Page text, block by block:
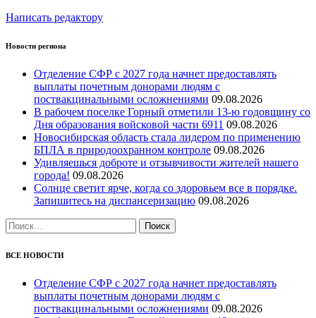
Написать редактору
Новости региона
Отделение СФР с 2027 года начнет предоставлять
выплаты почетным донорами людям с
поствакцинальными осложнениями 09.08.2026
В рабочем поселке Горный отметили 13-ю годовщину со
Дня образования войсковой части 6911 09.08.2026
Новосибирская область стала лидером по применению
БПЛА в природоохранном контроле 09.08.2026
Удивляешься доброте и отзывчивости жителей нашего
города! 09.08.2026
Солнце светит ярче, когда со здоровьем все в порядке.
Запишитесь на диспансеризацию 09.08.2026
Найти:
ВСЕ НОВОСТИ
Отделение СФР с 2027 года начнет предоставлять
выплаты почетным донорами людям с
поствакцинальными осложнениями 09.08.2026